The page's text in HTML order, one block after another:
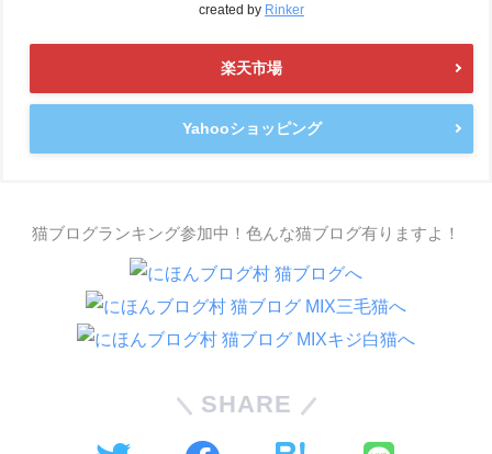
created by Rinker
楽天市場
Yahooショッピング
猫ブログランキング参加中！色んな猫ブログ有りますよ！
SHARE